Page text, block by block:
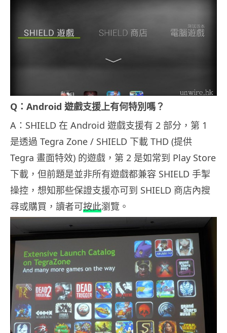
Q：Android 遊戲支援上有何特別嗎？
A：SHIELD 在 Android 遊戲支援有 2 部分，第 1
是透過 Tegra Zone / SHIELD 下載 THD (提供
Tegra 畫面特效) 的遊戲，第 2 是如常到 Play Store
下載，但前題是並非所有遊戲都兼容 SHIELD 手掣
操控，想知那些保證支援亦可到 SHIELD 商店內搜
尋或購買，讀者可按此瀏覽。